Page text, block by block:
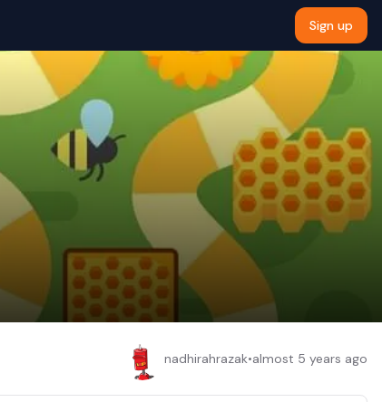
Sign up
nadhirahrazak•almost 5 years ago